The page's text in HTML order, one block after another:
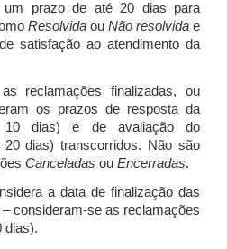
um prazo de até 20 dias para
Resolvida ou Não resolvida e
satisfação ao atendimento da
reclamações finalizadas, ou
os prazos de resposta da
10 dias) e de avaliação do
dias) transcorridos. Não são
Canceladas ou Encerradas.
a data de finalização das
consideram-se as reclamações
dias).